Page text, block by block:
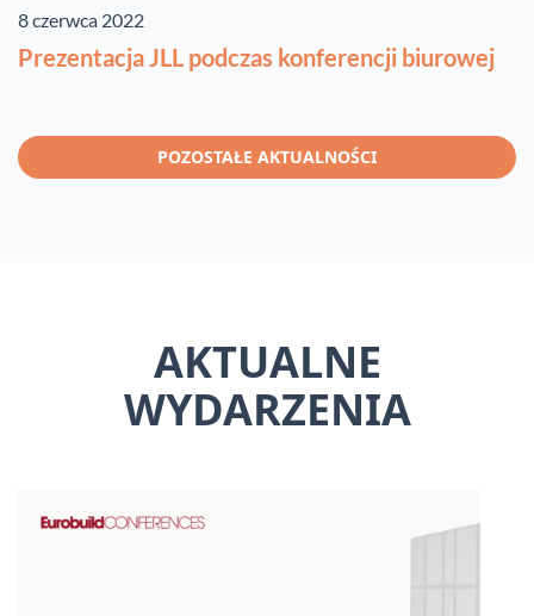
8 czerwca 2022
Prezentacja JLL podczas konferencji biurowej
POZOSTAŁE AKTUALNOŚCI
AKTUALNE
WYDARZENIA